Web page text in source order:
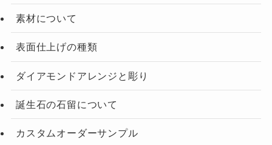
素材について
表面仕上げの種類
ダイアモンドアレンジと彫り
誕生石の石留について
カスタムオーダーサンプル